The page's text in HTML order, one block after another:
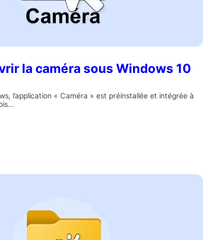
la caméra sous Windows 10
l’application « Caméra » est préinstallée et intégrée à